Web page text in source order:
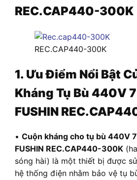
REC.CAP440-300K
REC.CAP440-300K
1. Ưu Điểm Nổi Bật
Kháng Tụ Bù 440V
FUSHIN
• Cuộn kháng cho tụ bù 440V
FUSHIN REC.CAP440-300K
sóng hài) là một thiết bị được
hệ thống điện nhằm bảo vệ tụ